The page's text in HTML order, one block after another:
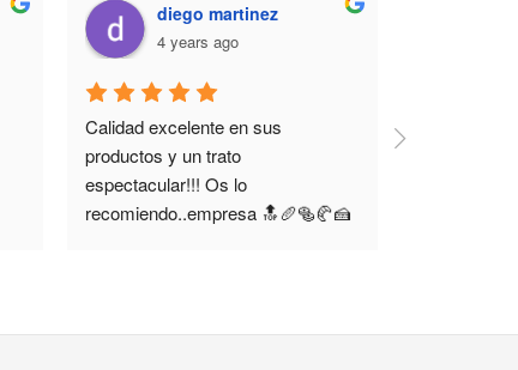
diego martinez
4 years ago
Calidad excelente en sus
productos y un trato
espectacular!!! Os lo
recomiendo..empresa 🔝🥖🥯🥐🍰